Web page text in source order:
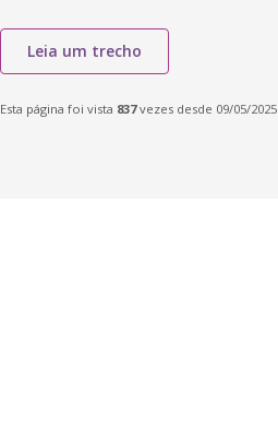
Leia um trecho
Esta página foi vista 837vezes desde 09/05/2025